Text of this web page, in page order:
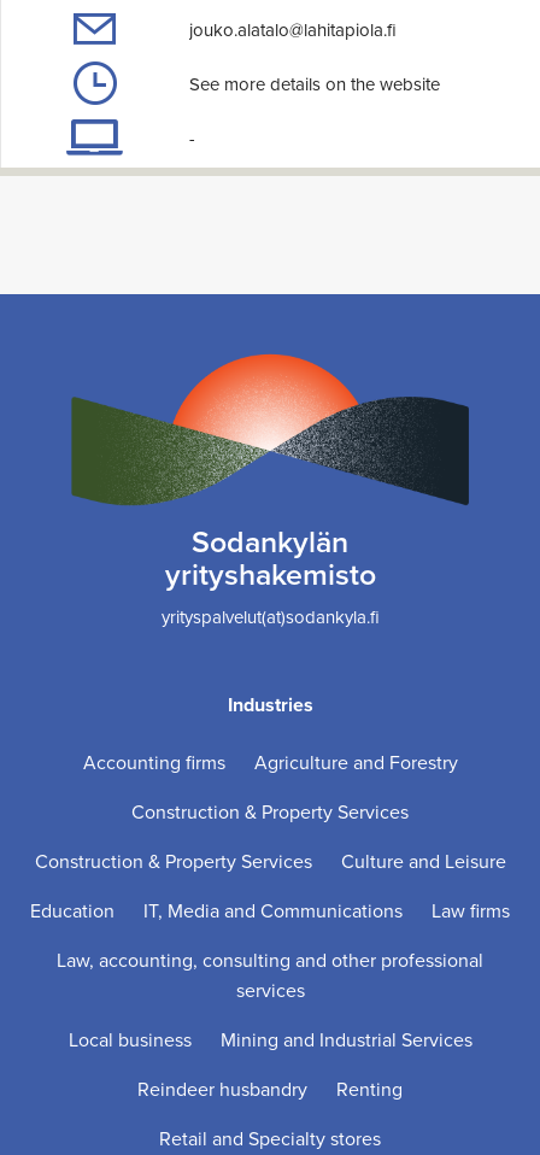
jouko.alatalo@lahitapiola.fi
See more details on the website
-
Sodankylän
yrityshakemisto
yrityspalvelut(at)sodankyla.fi
Industries
Accounting firms
Agriculture and Forestry
Construction & Property Services
Construction & Property Services
Culture and Leisure
Education
IT, Media and Communications
Law firms
Law, accounting, consulting and other professional
services
Local business
Mining and Industrial Services
Reindeer husbandry
Renting
Retail and Specialty stores